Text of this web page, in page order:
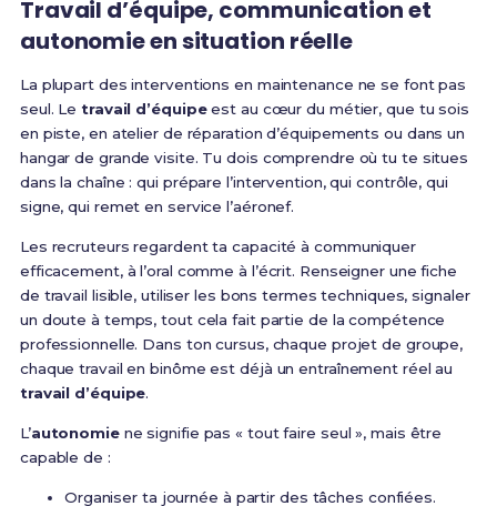
Travail d’équipe, communication et
autonomie en situation réelle
La plupart des interventions en maintenance ne se font pas
seul. Letravail d’équipeest au cœur du métier, que tu sois
en piste, en atelier de réparation d’équipements ou dans un
hangar de grande visite. Tu dois comprendre où tu te situes
dans la chaîne : qui prépare l’intervention, qui contrôle, qui
signe, qui remet en service l’aéronef.
Les recruteurs regardent ta capacité à communiquer
efficacement, à l’oral comme à l’écrit. Renseigner une fiche
de travail lisible, utiliser les bons termes techniques, signaler
un doute à temps, tout cela fait partie de la compétence
professionnelle. Dans ton cursus, chaque projet de groupe,
chaque travail en binôme est déjà un entraînement réel au
travail d’équipe.
L’autonomiene signifie pas « tout faire seul », mais être
capable de :
Organiser ta journée à partir des tâches confiées.